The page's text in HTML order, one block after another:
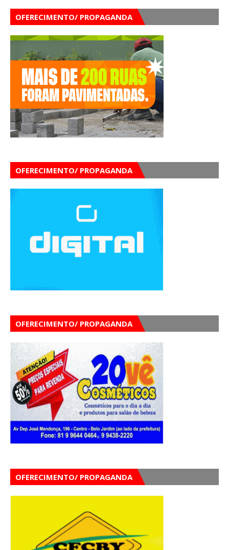
OFERECIMENTO/ PROPAGANDA
OFERECIMENTO/ PROPAGANDA
OFERECIMENTO/ PROPAGANDA
OFERECIMENTO/ PROPAGANDA